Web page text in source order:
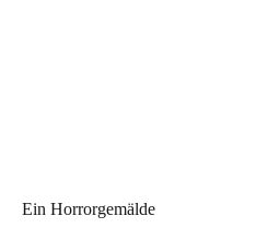
Ein Horrorgemälde